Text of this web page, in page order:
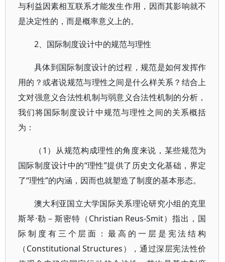
与利益因素相互联系才能发生作用，因而其影响就不
是决定性的，而是概率意义上的。
2、国际制度设计中的规范与理性
具体到国际制度设计的过程，规范是如何发挥作
用的？或者说规范与理性之间是什么样关系？结合上
文对强意义合法性机制与弱意义合法性机制的分析，
我们将国际制度设计中规范与理性之间的关系概括
为：
（1）从规范构成理性的角度来说，某些规范为
国际制度设计中的“理性”提供了历史文化基础，界定
了“理性”的内涵，因而也就塑造了制度的基本形态。
澳大利亚国立大学国际关系理论研究小组的克里
斯琴·勒－斯密特（Christian Reus-Smit）指出，国
际制度有三个层面：最高的一层是宪法结构
（Constitutional Structures），通过深层宪法性价